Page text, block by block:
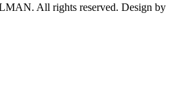
All rights reserved. Design by